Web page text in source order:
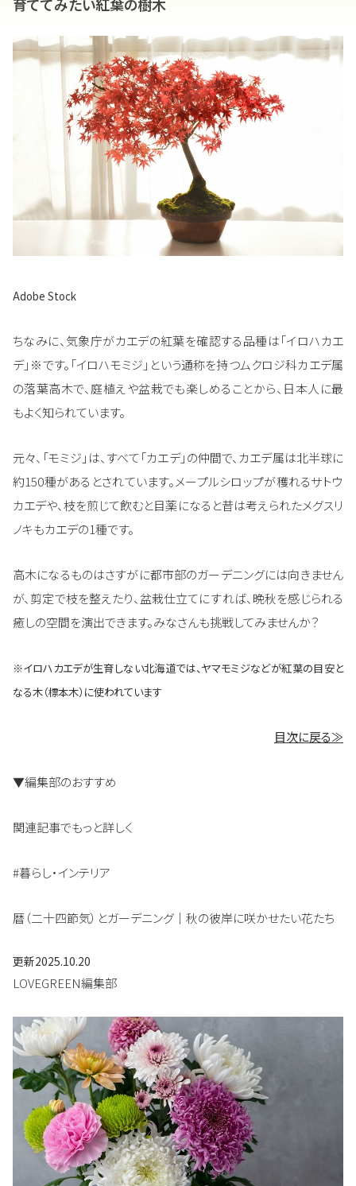
Adobe Stock
ちなみに、気象庁がカエデの紅葉を確認する品種は「イロハカエ
デ」※です。「イロハモミジ」という通称を持つムクロジ科カエデ属
の落葉高木で、庭植えや盆栽でも楽しめることから、日本人に最
もよく知られています。
元々、「モミジ」は、すべて「カエデ」の仲間で、カエデ属は北半球に
約150種があるとされています。メープルシロップが穫れるサトウ
カエデや、枝を煎じて飲むと目薬になると昔は考えられたメグスリ
ノキもカエデの1種です。
高木になるものはさすがに都市部のガーデニングには向きません
が、剪定で枝を整えたり、盆栽仕立てにすれば、晩秋を感じられる
癒しの空間を演出できます。みなさんも挑戦してみませんか？
※イロハカエデが生育しない北海道では、ヤマモミジなどが紅葉の目安と
なる木（標本木）に使われています
目次に戻る≫
▼編集部のおすすめ
関連記事でもっと詳しく
#暮らし・インテリア
暦（二十四節気）とガーデニング｜秋の彼岸に咲かせたい花たち
更新2025.10.20
LOVEGREEN編集部